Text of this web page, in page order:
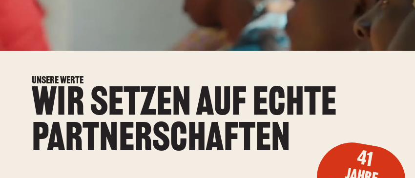
unsere werte
Wir setzen auf echte
Partnerschaften
41